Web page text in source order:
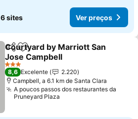
6 sites Ver preços
PartilharAdicionar aos favoritos
Courtyard by Marriott San
Jose Campbell
Ver preços
3 Estrelas
8,6 Excelente
2.220
Campbell, a 6.1 km de Santa Clara
A poucos passos dos restaurantes da
Pruneyard Plaza